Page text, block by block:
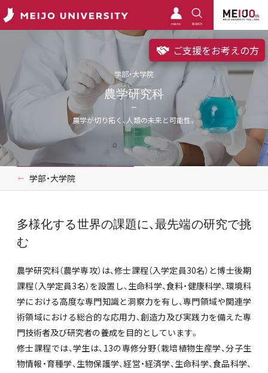
meimo SEARCH
ご支援をお考えの方
学部・大学院
農学研究科
農学が切り拓く、人類の未来と可能性。
学部・大学院
多様化する世界の課題に、最先端の研究で挑
む
農学研究科（農学専攻）は、修士課程（入学定員30名）と博士後期
課程（入学定員3名）を設置し、生命科学、食料・健康科学、環境科
学における高度な専門知識と洞察力を有し、専門領域や関連学
術領域における総合的な応用力、創造力及び実践力を備えた専
門技術者及び研究者の養成を目的としています。
修士課程では、学生は、13の専修分野（栽培植物生産学、分子生
物情報・育種学、生物保護学、経営・経済学、生命科学、食品科学、